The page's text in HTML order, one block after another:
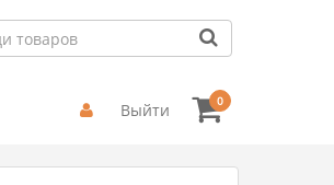
Выйти 0